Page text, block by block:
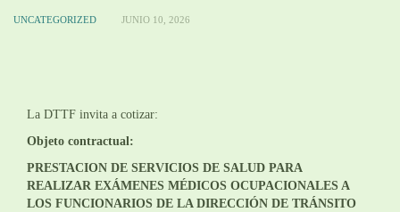
UNCATEGORIZED JUNIO 10, 2026
La DTTF invita a cotizar:
Objeto contractual:
PRESTACION DE SERVICIOS DE SALUD PARA
REALIZAR EXÁMENES MÉDICOS OCUPACIONALES A
LOS FUNCIONARIOS DE LA DIRECCIÓN DE TRÁNSITO